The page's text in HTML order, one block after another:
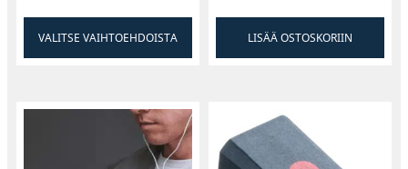
VALITSE VAIHTOEHDOISTA LISÄÄ OSTOSKORIIN